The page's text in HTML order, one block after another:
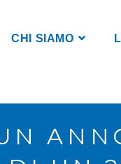
CHI SIAMO